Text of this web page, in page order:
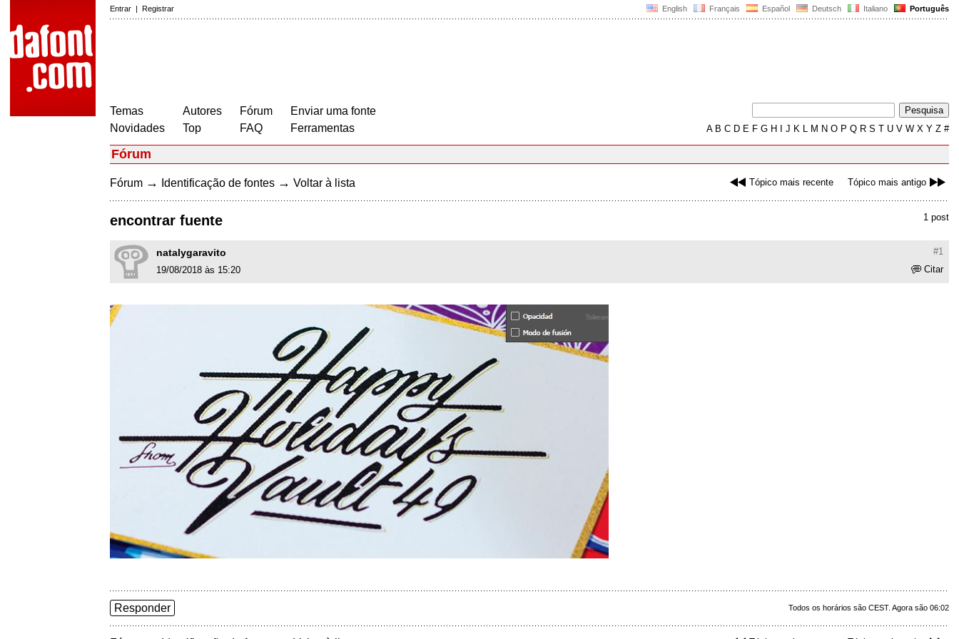
English Français Español Deutsch Italiano Português
Entrar | Registrar
Temas
Novidades
Autores
Top
Fórum
FAQ
Enviar uma fonte
Ferramentas
AB C D E F G H J K L M N O P Q R S T U V W X Y Z #
Fórum
Tópico mais recente Tópico mais antigo
Fórum → Identificação de fontes → Voltar à lista
1 post
encontrar fuente
#1
natalygaravito
Citar
19/08/2018 às 15:20
Todos os horários são CEST. Agora são 06:02
Responder